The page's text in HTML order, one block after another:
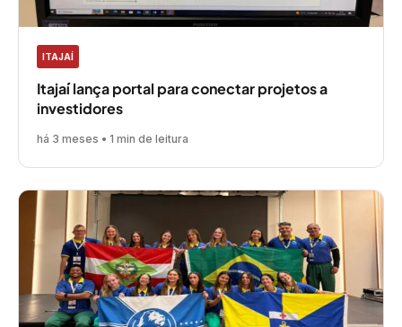
ITAJAÍ
Itajaí lança portal para conectar projetos a
investidores
há 3 meses • 1 min de leitura